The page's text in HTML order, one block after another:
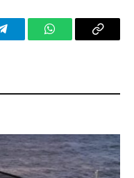
TelegramWhatsAppCopy